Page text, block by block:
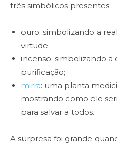
três simbólicos presentes:
ouro: simbolizando a
virtude;
incenso: simbolizando a
purificação;
mirra: uma planta
mostrando como ele
para salvar a todos.
A surpresa foi grande